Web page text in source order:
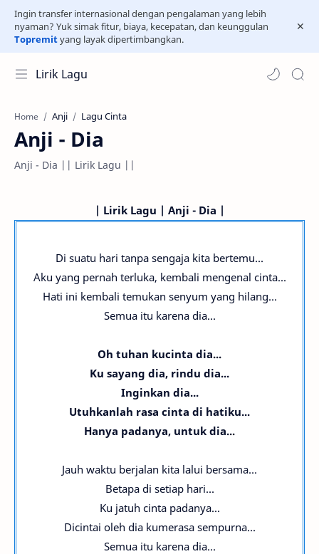
Ingin transfer internasional dengan pengalaman yang lebih
nyaman? Yuk simak fitur, biaya, kecepatan, dan keunggulan
Topremityang layak dipertimbangkan.
Lirik Lagu
Home Anji Lagu Cinta
Anji - Dia
Anji - Dia || Lirik Lagu ||
| Lirik Lagu | Anji - Dia |
Di suatu hari tanpa sengaja kita bertemu...
Aku yang pernah terluka, kembali mengenal cinta...
Hati ini kembali temukan senyum yang hilang...
Semua itu karena dia...
Oh tuhan kucinta dia...
Ku sayang dia, rindu dia...
Inginkan dia...
Utuhkanlah rasa cinta di hatiku...
Hanya padanya, untuk dia...
Jauh waktu berjalan kita lalui bersama...
Betapa di setiap hari...
Ku jatuh cinta padanya...
Dicintai oleh dia kumerasa sempurna...
Semua itu karena dia...